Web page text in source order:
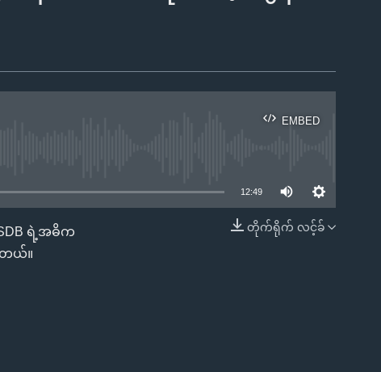
EMBED
EMBED
12:49
တိုက်ရိုက် လင့်ခ်
ရဲ့အဓိက
တယ်။